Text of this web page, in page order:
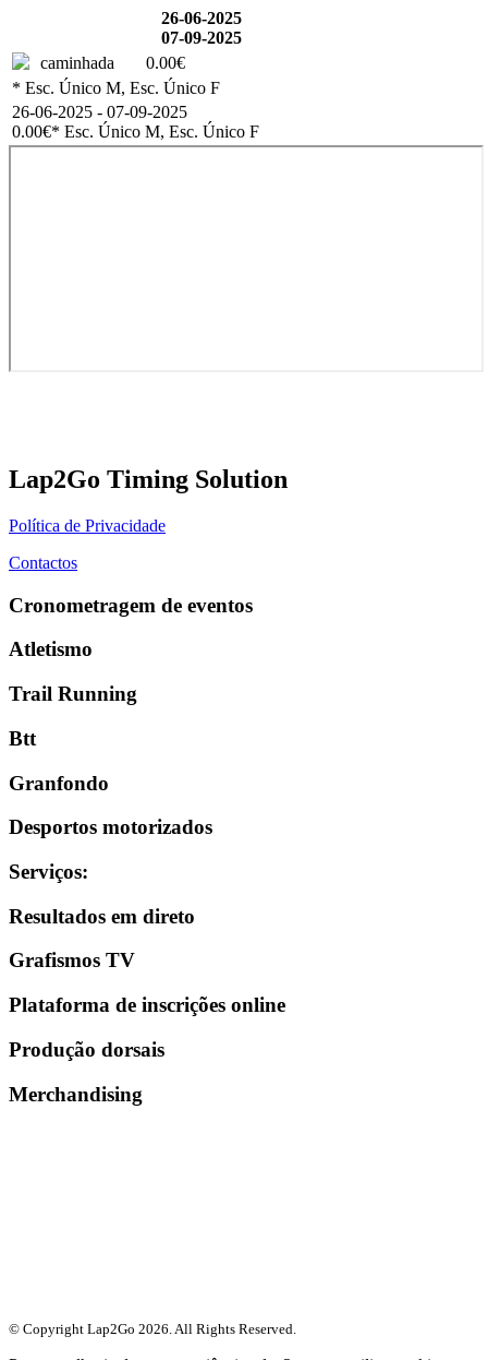
26-06-2025
07-09-2025
caminhada
0.00€
* Esc. Único M, Esc. Único F
26-06-2025 - 07-09-2025
0.00€* Esc. Único M, Esc. Único F
Lap2Go Timing Solution
Política de Privacidade
Contactos
Cronometragem de eventos
Atletismo
Trail Running
Btt
Granfondo
Desportos motorizados
Serviços:
Resultados em direto
Grafismos TV
Plataforma de inscrições online
Produção dorsais
Merchandising
© Copyright Lap2Go 2026. All Rights Reserved.